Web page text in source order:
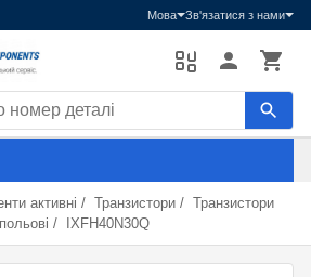
Мова Зв'язатися з нами
активні / Транзистори / Транзистори
/ IXFH40N30Q